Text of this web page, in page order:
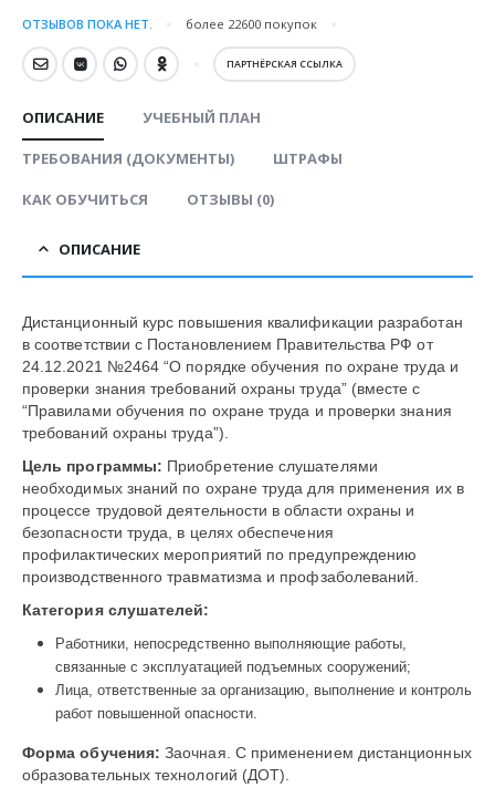
ОТЗЫВОВ ПОКА НЕТ. более 22600 покупок
ПАРТНЁРСКАЯ ССЫЛКА
ОПИСАНИЕ УЧЕБНЫЙ ПЛАН
ТРЕБОВАНИЯ (ДОКУМЕНТЫ) ШТРАФЫ
КАК ОБУЧИТЬСЯ ОТЗЫВЫ (0)
ОПИСАНИЕ
Дистанционный курс повышения квалификации разработан
в соответствии с Постановлением Правительства РФ от
24.12.2021 №2464 “О порядке обучения по охране труда и
проверки знания требований охраны труда” (вместе с
“Правилами обучения по охране труда и проверки знания
требований охраны труда”).
Цель программы: Приобретение слушателями
необходимых знаний по охране труда для применения их в
процессе трудовой деятельности в области охраны и
безопасности труда, в целях обеспечения
профилактических мероприятий по предупреждению
производственного травматизма и профзаболеваний.
Категория слушателей:
Работники, непосредственно выполняющие работы,
связанные с эксплуатацией подъемных сооружений;
Лица, ответственные за организацию, выполнение и контроль
работ повышенной опасности.
Форма обучения: Заочная. С применением дистанционных
образовательных технологий (ДОТ).